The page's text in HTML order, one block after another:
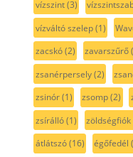
vízszint(3)
vízváltó szelep(1)
zacskó(2) zavarszűrő
zsanérpersely(2)
zsinór(1) zsomp(2)
zsírálló(1) zöldségfiók
átlátszó(16) égőfedél